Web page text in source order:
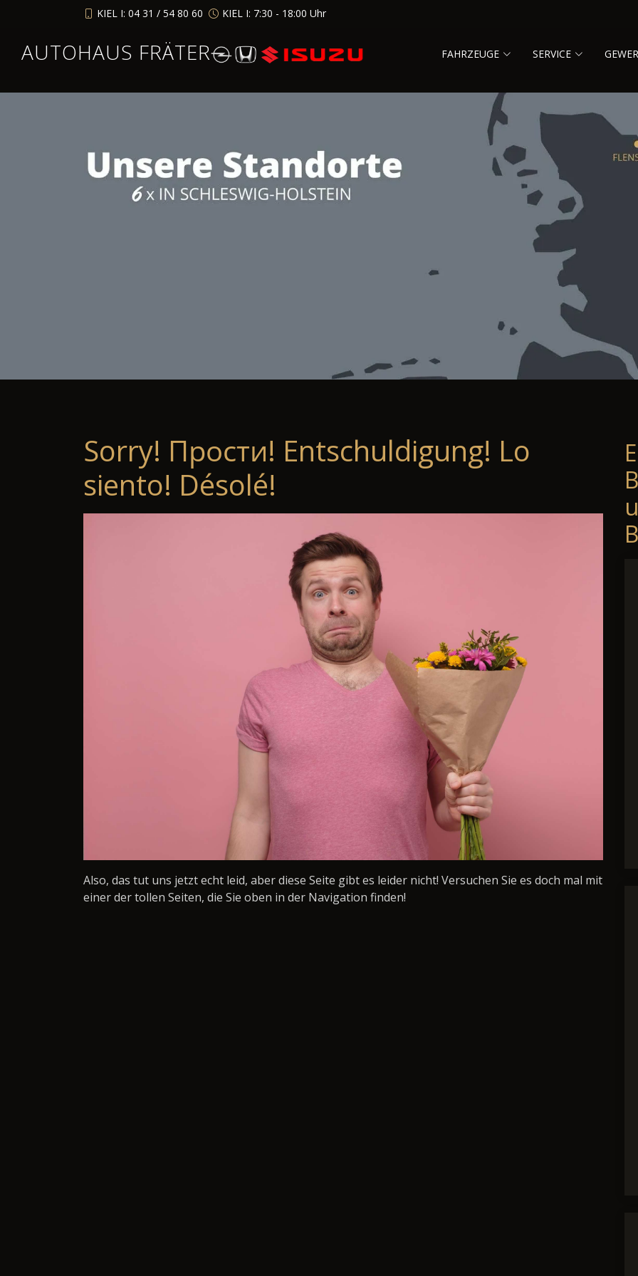
KIEL I: 04 31 / 54 80 60 KIEL I: 7:30 - 18:00 Uhr
AUTOHAUS FRÄTER FAHRZEUGE SERVICE
Sorry! Прости! Entschuldigung! Lo
siento! Désolé!
Also, das tut uns jetzt echt leid, aber diese Seite gibt es leider nicht! Versuchen Sie es doch mal mit
einer der tollen Seiten, die Sie oben in der Navigation finden!